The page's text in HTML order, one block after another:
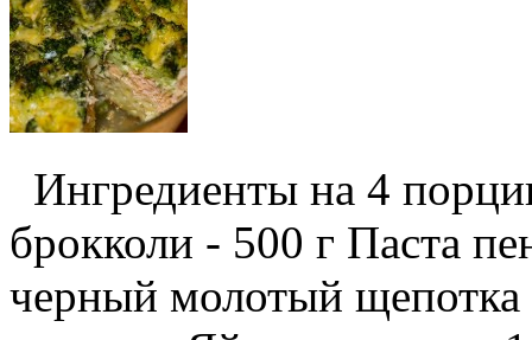
Ингредиенты на 4
брокколи - 500 г Паста
черный молотый